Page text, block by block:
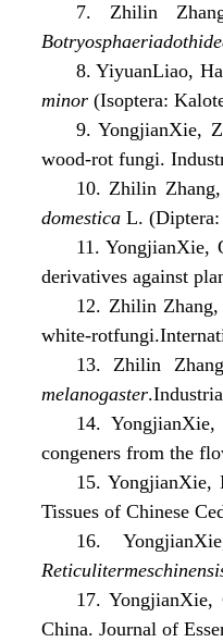
7. Zhilin
8. YiyuanLiao,
minor (Isoptera:
9. YongjianXie,
wood-rot fungi.
10. Zhilin
domestica L. (Diptera:
11. YongjianXie,
derivatives against
12. Zhilin
white-
13. Zhilin
melanogaster
14.
congeners from the
15.
Tissues of Chinese
16.
17.
China. Journal of